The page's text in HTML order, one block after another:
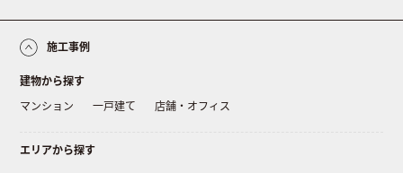
施工事例
建物から探す
マンション
一戸建て 店舗・オフィス
エリアから探す